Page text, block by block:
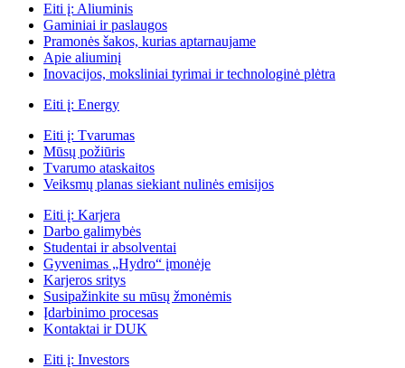
Eiti į: Aliuminis
Gaminiai ir paslaugos
Pramonės šakos, kurias aptarnaujame
Apie aliuminį
Inovacijos, moksliniai tyrimai ir technologinė plėtra
Eiti į: Energy
Eiti į: Tvarumas
Mūsų požiūris
Tvarumo ataskaitos
Veiksmų planas siekiant nulinės emisijos
Eiti į: Karjera
Darbo galimybės
Studentai ir absolventai
Gyvenimas „Hydro“ įmonėje
Karjeros sritys
Susipažinkite su mūsų žmonėmis
Įdarbinimo procesas
Kontaktai ir DUK
Eiti į: Investors